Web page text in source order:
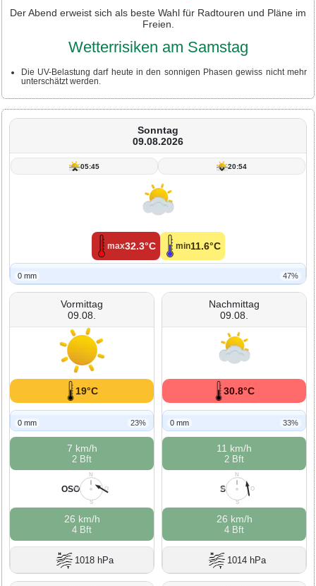
Der Abend erweist sich als beste Wahl für Radtouren und Pläne im
Freien.
Wetterrisiken am Samstag
Die UV-Belastung darf heute in den sonnigen Phasen gewiss nicht mehr
unterschätzt werden.
Sonntag
09.08.2026
05:45 20:54
max32.3°C min11.6°C
0 mm 47%
Vormittag
09.08.
19°C
0 mm 23%
7 km/h
2 Bft
N
O
S
W
OSO
26 km/h
4 Bft
1018 hPa
Nachmittag
09.08.
30.8°C
0 mm 33%
11 km/h
2 Bft
N
O
S
W
S
26 km/h
4 Bft
1014 hPa